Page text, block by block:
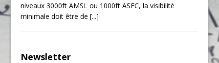
niveaux 3000ft AMSL ou 1000ft ASFC, la visibilité
minimale doit être de[...]
Newsletter